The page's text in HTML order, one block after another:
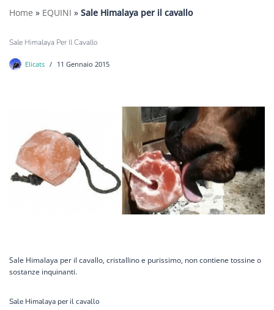
Home » EQUINI » Sale Himalaya per il cavallo
Sale Himalaya Per Il Cavallo
Elicats 11 Gennaio 2015
Sale Himalaya per il cavallo, cristallino e purissimo, non contiene tossine o
sostanze inquinanti.
Sale Himalaya per il cavallo